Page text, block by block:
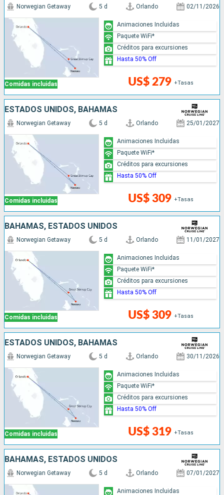
Comidas incluidas
Norwegian Getaway 5 d Orlando 02/11/2026
US$ 279 +Tasas
Animaciones Incluidas
Paquete WiFi*
Créditos para excursiones
Hasta 50% Off
ESTADOS UNIDOS, BAHAMAS
Comidas incluidas
Norwegian Getaway 5 d Orlando 25/01/2027
US$ 309 +Tasas
Animaciones Incluidas
Paquete WiFi*
Créditos para excursiones
Hasta 50% Off
BAHAMAS, ESTADOS UNIDOS
Comidas incluidas
Norwegian Getaway 5 d Orlando 11/01/2027
US$ 309 +Tasas
Animaciones Incluidas
Paquete WiFi*
Créditos para excursiones
Hasta 50% Off
ESTADOS UNIDOS, BAHAMAS
Comidas incluidas
Norwegian Getaway 5 d Orlando 30/11/2026
US$ 319 +Tasas
Animaciones Incluidas
Paquete WiFi*
Créditos para excursiones
Hasta 50% Off
BAHAMAS, ESTADOS UNIDOS
Norwegian Getaway 5 d Orlando 07/01/2027
Animaciones Incluidas